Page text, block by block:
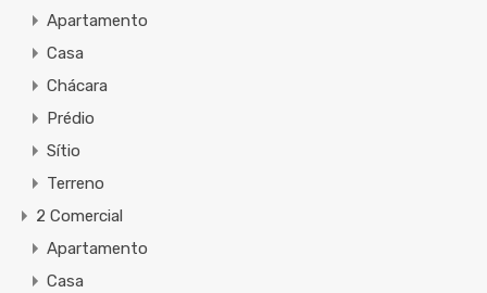
Apartamento
Casa
Chácara
Prédio
Sítio
Terreno
2 Comercial
Apartamento
Casa